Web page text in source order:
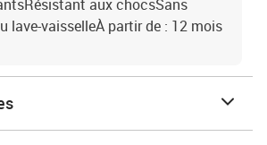
aux chocsSans
lave-vaisselleÀ partir de : 12 mois